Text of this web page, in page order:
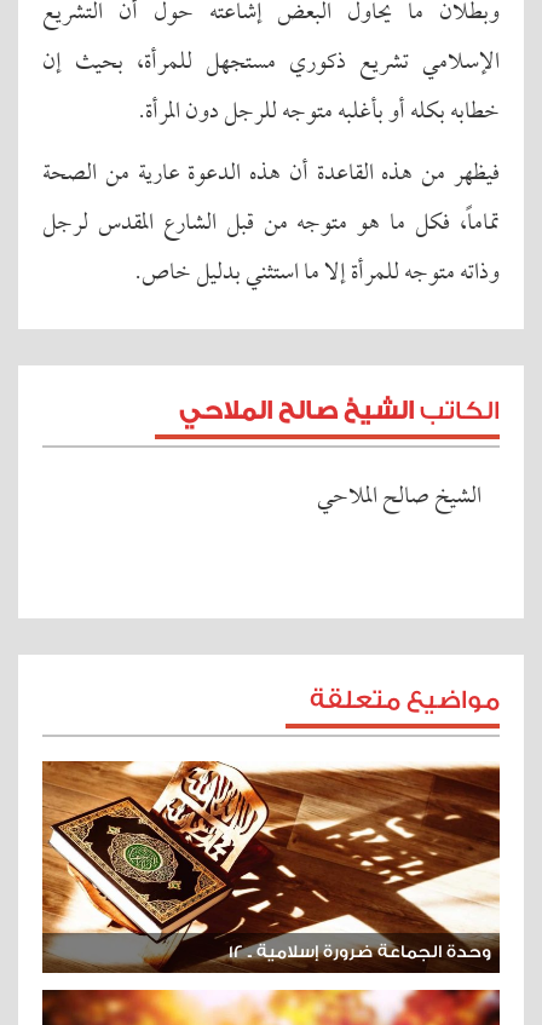
وبطلان ما يحاول البعض إشاعته حول أن التشريع
الإسلامي تشريع ذكوري مستجهل للمرأة، بحيث إن
خطابه بكله أو بأغلبه متوجه للرجل دون المرأة.
فيظهر من هذه القاعدة أن هذه الدعوة عارية من الصحة
تماماً، فكل ما هو متوجه من قبل الشارع المقدس لرجل
وذاته متوجه للمرأة إلا ما استثني بدليل خاص.
الكاتب الشيخ صالح الملاحي
الشيخ صالح الملاحي
مواضيع متعلقة
وحدة الجماعة ضرورة إسلامية ـ 12